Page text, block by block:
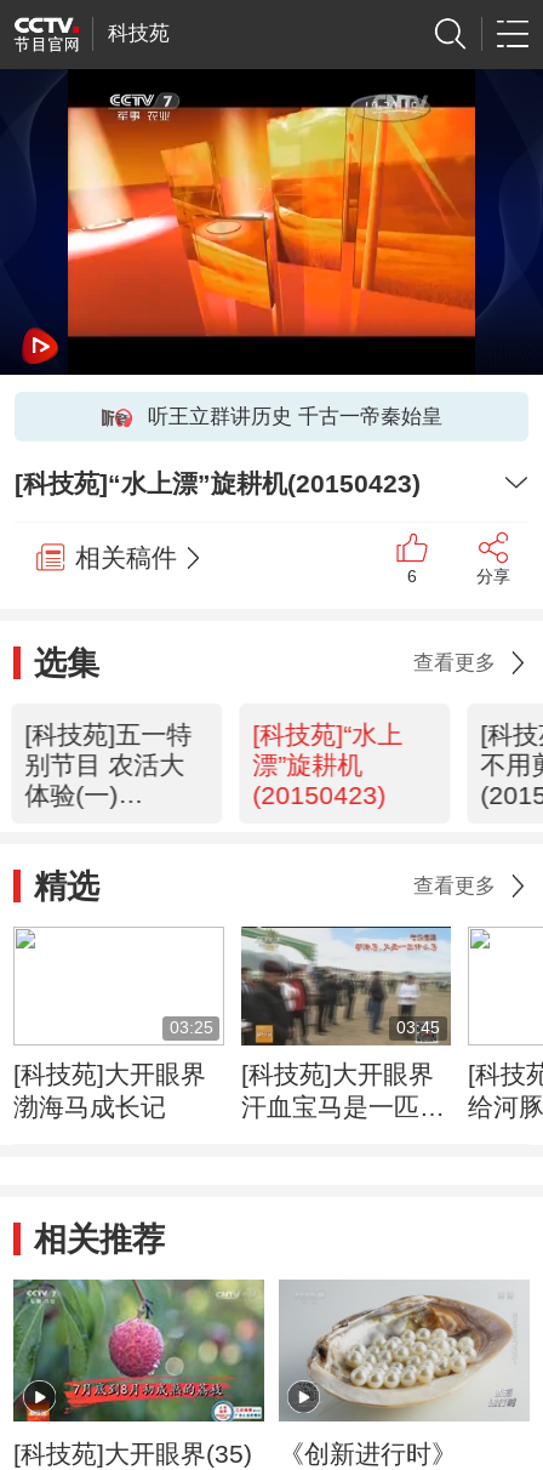
科技苑
听王立群讲历史 千古一帝秦始皇
[科技苑]“水上漂”旋耕机(20150423)
相关稿件
6 分享
选集 查看更多
[科技苑]五一特
别节目 农活大
体验(一)
[科技苑]“水上
漂”旋耕机
(20150423)
[科
不用
精选 查看更多
03:25
[科技苑]大开眼界
渤海马成长记
03:45
[科技苑]大开眼界
汗血宝马是一匹什
[科技
给河
相关推荐
[科技苑]大开眼界(35)
《创新进行时》